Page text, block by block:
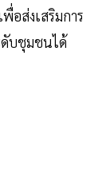
อส่งเสริมการ
ดับชุมชนได้